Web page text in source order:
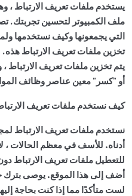
يستخدم ملفات تعريف الارتباط ،
ملف الكمبيوتر لتحسين تجربتك.
التي يجمعونها وكيف نستخدمها
تخزين ملفات تعريف الارتباط
يتم تخزين ملفات تعريف الارتباط
أو "كسر" معين عناصر وظائف
كيف نستخدم ملفات تعريف
نستخدم ملفات تعريف الارتباط
أدناه. للأسف في معظم الحالات ،
للتعطيل ملفات تعريف الارتباط
أضف إلى هذا الموقع. يوصى بترك
لست متأكدًا مما إذا كنت بحاجة